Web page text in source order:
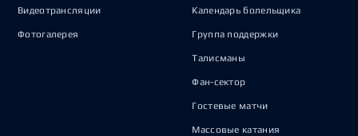
Видеотрансляции
Фотогалерея
Календарь болельщика
Группа поддержки
Талисманы
Фан-сектор
Гостевые матчи
Массовые катания